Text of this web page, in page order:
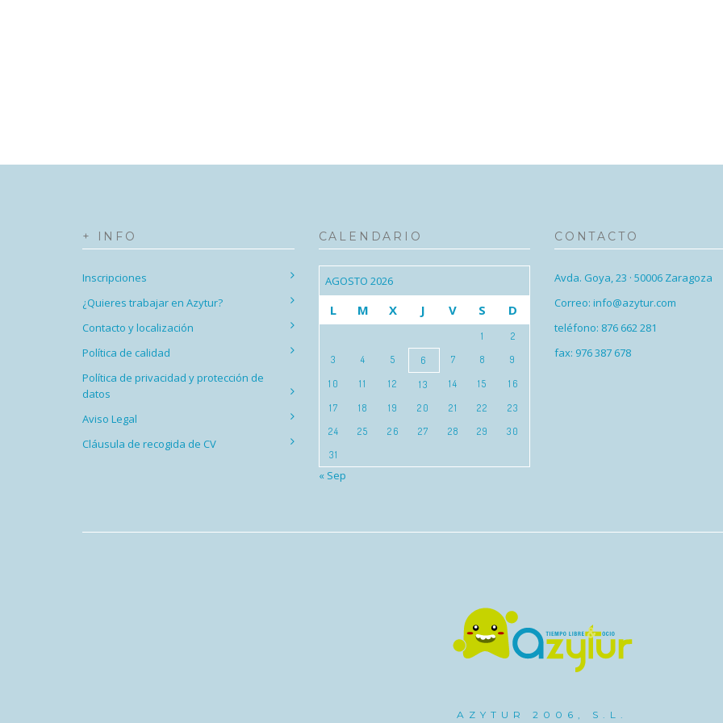
+ INFO
Inscripciones
¿Quieres trabajar en Azytur?
Contacto y localización
Política de calidad
Política de privacidad y protección de
datos
Aviso Legal
Cláusula de recogida de CV
CALENDARIO
AGOSTO 2026
L M X J V S D
1
2
3
4 5 6 7 8
9
10
11 12 13 14 15
16
17
18 19 20 21 22
23
24
25 26 27 28 29
30
31
« Sep
CONTACTO
Avda. Goya, 23 · 50006 Zaragoza
Correo: info@azytur.com
teléfono: 876 662 281
fax: 976 387 678
AZYTUR 2006, S.L.